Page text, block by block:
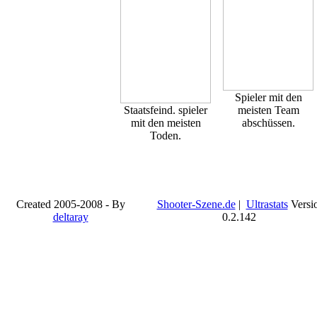
Staatsfeind. spieler
mit den meisten
Toden.
Spieler mit den
meisten Team
abschüssen.
Created 2005-2008 - By
deltaray
Shooter-Szene.de| Ultrastats
0.2.142